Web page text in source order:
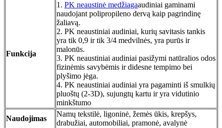
Funkcija
1. PK neaustinė medžiagaaudiniai gaminami
naudojant polipropileno dervą kaip pagrindinę
žaliavą.
2. PK neaustiniai audiniai, kurių savitasis tankis
yra tik 0,9 ir tik 3/4 medvilnės, yra purūs ir
malonūs.
3. PK neaustiniai audiniai pasižymi natūralios odos
fizinėmis savybėmis ir didesne tempimo bei
plyšimo jėga.
4. PK neaustiniai audiniai yra pagaminti iš smulkių
pluoštų (2-3D), sujungtų kartu ir yra vidutinio
minkštumo
Naudojimas
Namų tekstilė, ligoninė, žemės ūkis, krepšys,
drabužiai, automobiliai, pramonė, avalynė